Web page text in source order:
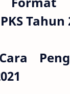
Tahun